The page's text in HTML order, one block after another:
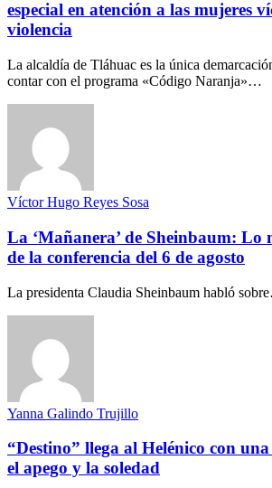
especial en atención a las mujeres
violencia
La alcaldía de Tláhuac es la única
contar con el programa «Código Naranja»…
Víctor Hugo Reyes Sosa
La ‘Mañanera’ de Sheinbaum: Lo
de la conferencia del 6 de agosto
La presidenta Claudia Sheinbaum habló
Yanna Galindo Trujillo
“Destino” llega al Helénico con
el apego y la soledad